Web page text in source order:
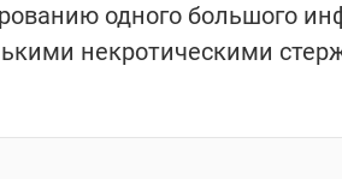
одного большого
некротическими